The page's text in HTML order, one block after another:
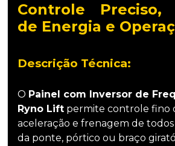
Controle Preciso,
de Energia e
Descrição Técnica:
O Painel com Inversor de
Ryno Lift permite controle fino
aceleração e frenagem de
da ponte, pórtico ou braço